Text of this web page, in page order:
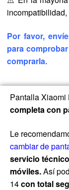
Por favor,
para
comprarla.
Pantalla Xiaomi
completa con
Le
cambiar de
servicio
móviles.Así
14con total